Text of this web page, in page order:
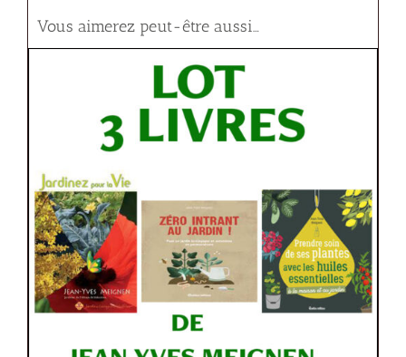
Vous aimerez peut-être aussi…